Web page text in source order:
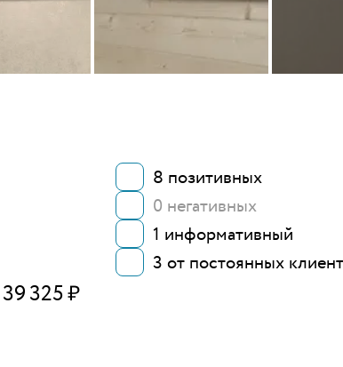
39 325₽
8 позитивных
0 негативных
1 информативный
3 от постоянных